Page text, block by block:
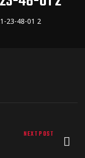
23-48-01 2
NEXT POST